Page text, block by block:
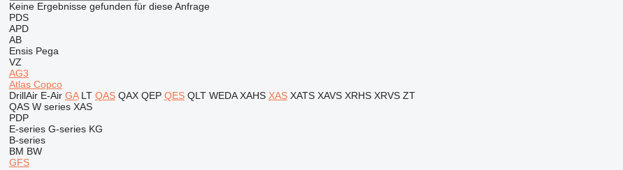
Keine Ergebnisse gefunden für diese Anfrage
PDS
APD
AB
Ensis Pega
VZ
AG3
Atlas Copco
DrillAir E-Air GA LT QAS QAX QEP QES QLT WEDA XAHS XAS XATS XAVS XRHS XRVS ZT
QAS W series XAS
PDP
E-series G-series KG
B-series
BM BW
GFS